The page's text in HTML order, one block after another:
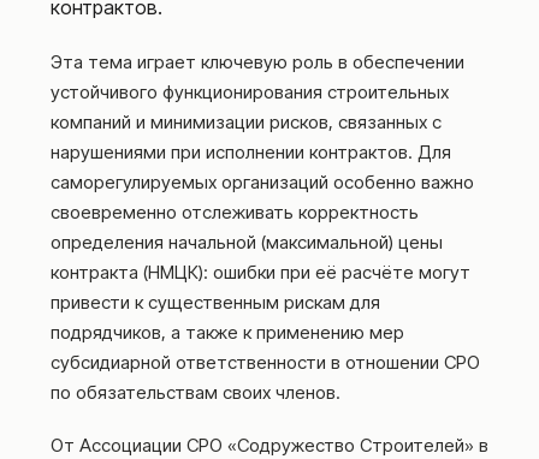
контрактов.
Эта тема играет ключевую роль в обеспечении
устойчивого функционирования строительных
компаний и минимизации рисков, связанных с
нарушениями при исполнении контрактов. Для
саморегулируемых организаций особенно важно
своевременно отслеживать корректность
определения начальной (максимальной) цены
контракта (НМЦК): ошибки при её расчёте могут
привести к существенным рискам для
подрядчиков, а также к применению мер
субсидиарной ответственности в отношении СРО
по обязательствам своих членов.
От Ассоциации СРО «Содружество Строителей» в